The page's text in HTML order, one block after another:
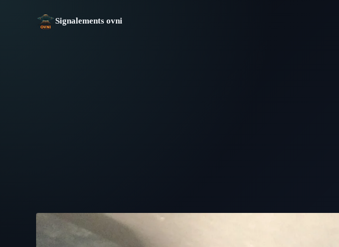
Signalements ovni